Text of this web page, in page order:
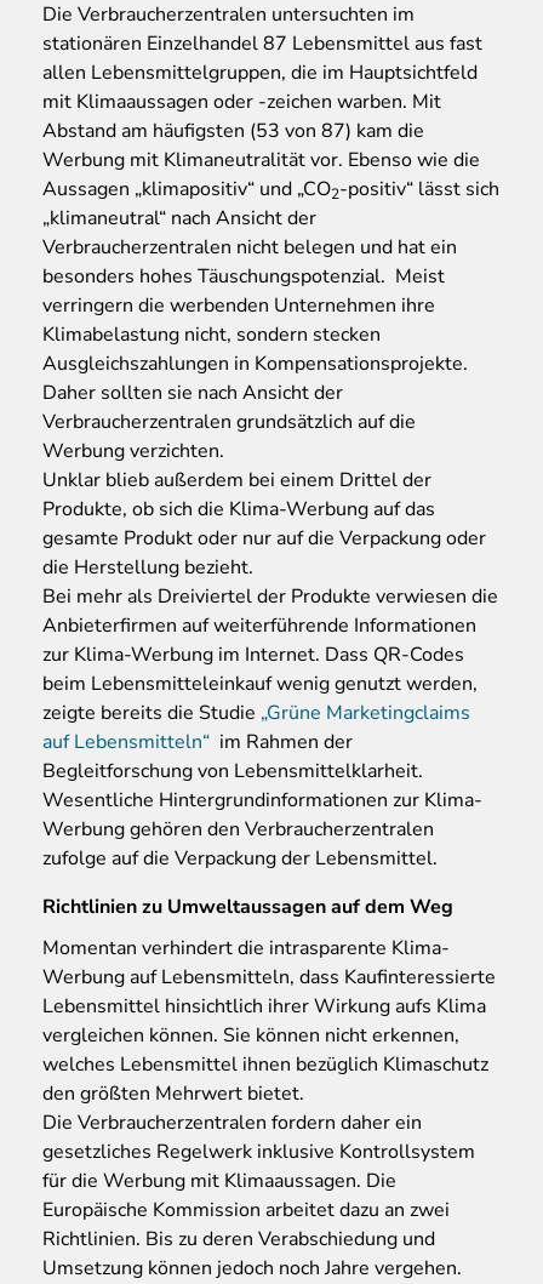
Die Verbraucherzentralen untersuchten im
stationären Einzelhandel 87 Lebensmittel aus fast
allen Lebensmittelgruppen, die im Hauptsichtfeld
mit Klimaaussagen oder -zeichen warben. Mit
Abstand am häufigsten (53 von 87) kam die
Werbung mit Klimaneutralität vor. Ebenso wie die
Aussagen „klimapositiv“ und „CO2-positiv“ lässt sich
„klimaneutral“ nach Ansicht der
Verbraucherzentralen nicht belegen und hat ein
besonders hohes Täuschungspotenzial. Meist
verringern die werbenden Unternehmen ihre
Klimabelastung nicht, sondern stecken
Ausgleichszahlungen in Kompensationsprojekte.
Daher sollten sie nach Ansicht der
Verbraucherzentralen grundsätzlich auf die
Werbung verzichten.
Unklar blieb außerdem bei einem Drittel der
Produkte, ob sich die Klima-Werbung auf das
gesamte Produkt oder nur auf die Verpackung oder
die Herstellung bezieht.
Bei mehr als Dreiviertel der Produkte verwiesen die
Anbieterfirmen auf weiterführende Informationen
zur Klima-Werbung im Internet. Dass QR-Codes
beim Lebensmitteleinkauf wenig genutzt werden,
zeigte bereits die Studie „Grüne Marketingclaims
auf Lebensmitteln“ im Rahmen der
Begleitforschung von Lebensmittelklarheit.
Wesentliche Hintergrundinformationen zur Klima-
Werbung gehören den Verbraucherzentralen
zufolge auf die Verpackung der Lebensmittel.
Richtlinien zu Umweltaussagen auf dem Weg
Momentan verhindert die intrasparente Klima-
Werbung auf Lebensmitteln, dass Kaufinteressierte
Lebensmittel hinsichtlich ihrer Wirkung aufs Klima
vergleichen können. Sie können nicht erkennen,
welches Lebensmittel ihnen bezüglich Klimaschutz
den größten Mehrwert bietet.
Die Verbraucherzentralen fordern daher ein
gesetzliches Regelwerk inklusive Kontrollsystem
für die Werbung mit Klimaaussagen. Die
Europäische Kommission arbeitet dazu an zwei
Richtlinien. Bis zu deren Verabschiedung und
Umsetzung können jedoch noch Jahre vergehen.